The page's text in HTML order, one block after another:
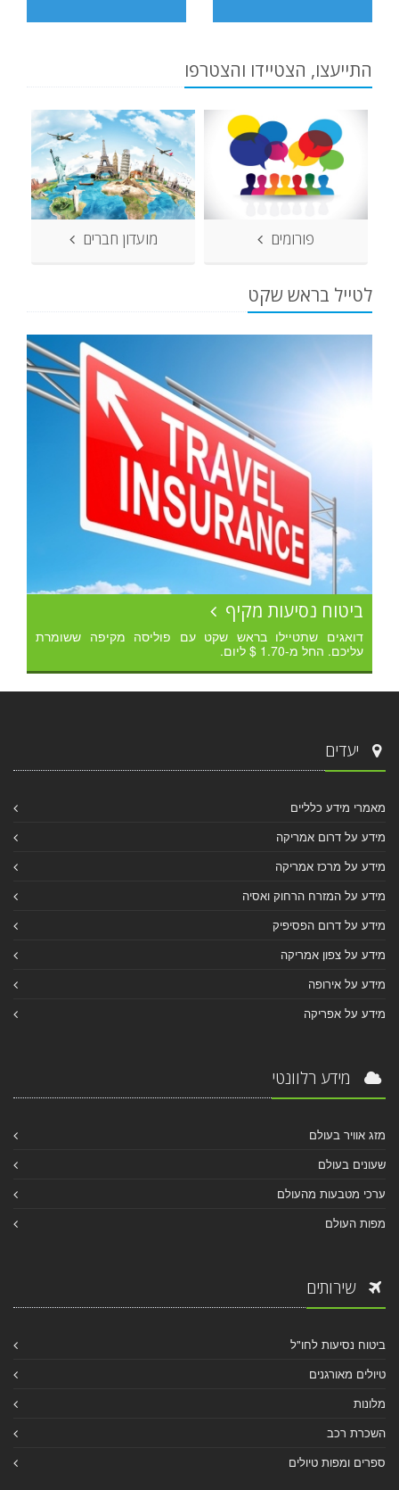
התייעצו, הצטיידו והצטרפו
פורומים מועדון חברים
לטייל בראש שקט
ביטוח נסיעות מקיף
דואגים שתטיילו בראש שקט עם פוליסה מקיפה ששומרת
עליכם. החל מ-1.70 $ ליום.
יעדים
מאמרי מידע כלליים
מידע על דרום אמריקה
מידע על מרכז אמריקה
מידע על המזרח הרחוק ואסיה
מידע על דרום הפסיפיק
מידע על צפון אמריקה
מידע על אירופה
מידע על אפריקה
מידע רלוונטי
מזג אוויר בעולם
שעונים בעולם
ערכי מטבעות מהעולם
מפות העולם
שירותים
ביטוח נסיעות לחו"ל
טיולים מאורגנים
מלונות
השכרת רכב
ספרים ומפות טיולים